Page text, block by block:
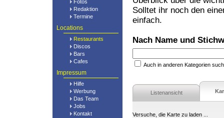
Fotos
Redaktion
Termine
Locations
Restaurants
Discos
Bars
Cafes
Impressum
Hilfe
Werbung
Das Team
Jobs
Kontakt
Solltet ihr noch den
einfach.
Nach Name und
Auch in anderen Kategorien
Listenansicht
Versuche, die Karte zu laden ...